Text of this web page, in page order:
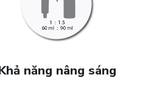
năng nâng sáng